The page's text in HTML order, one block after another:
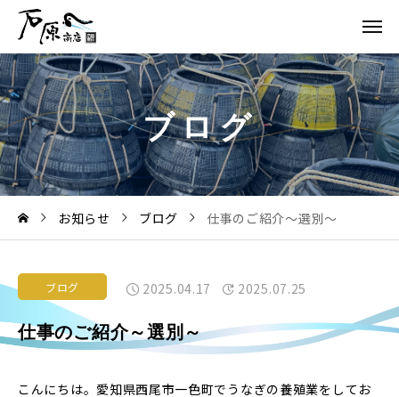
ブログ
お知らせ ブログ 仕事のご紹介～選別～
ブログ 2025.04.17 2025.07.25
仕事のご紹介～選別～
こんにちは。愛知県西尾市一色町でうなぎの養殖業をしてお